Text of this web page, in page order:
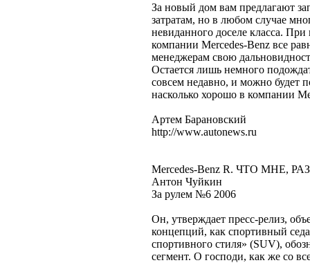
За новый дом вам предлагают
затратам, но в любом случае
невиданного доселе класса.
компании Mercedes-Benz все
менеджерам свою
Остается лишь немного
совсем недавно, и можно будет
насколько хорошо в компании
Артем Барановский
http://www.autonews.ru
Mercedes-Benz R. ЧТО МНЕ,
Антон Чуйкин
За рулем №6 2006
Он, утверждает пресс-релиз,
концепций, как спортивный
спортивного стиля» (SUV),
сегмент. О господи, как же со